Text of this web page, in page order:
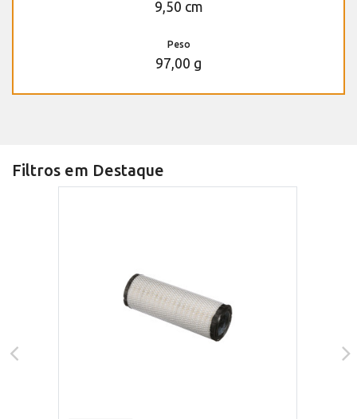
9,50 cm
Peso
97,00 g
Filtros em Destaque